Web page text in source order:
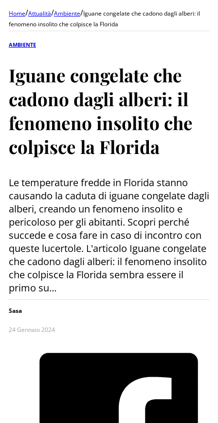
Home/Attualità/Ambiente/Iguane congelate che cadono dagli alberi: il
fenomeno insolito che colpisce la Florida
AMBIENTE
Iguane congelate che
cadono dagli alberi: il
fenomeno insolito che
colpisce la Florida
Le temperature fredde in Florida stanno
causando la caduta di iguane congelate dagli
alberi, creando un fenomeno insolito e
pericoloso per gli abitanti. Scopri perché
succede e cosa fare in caso di incontro con
queste lucertole. L'articolo Iguane congelate
che cadono dagli alberi: il fenomeno insolito
che colpisce la Florida sembra essere il
primo su…
Sasa
24 Gennaio 2024